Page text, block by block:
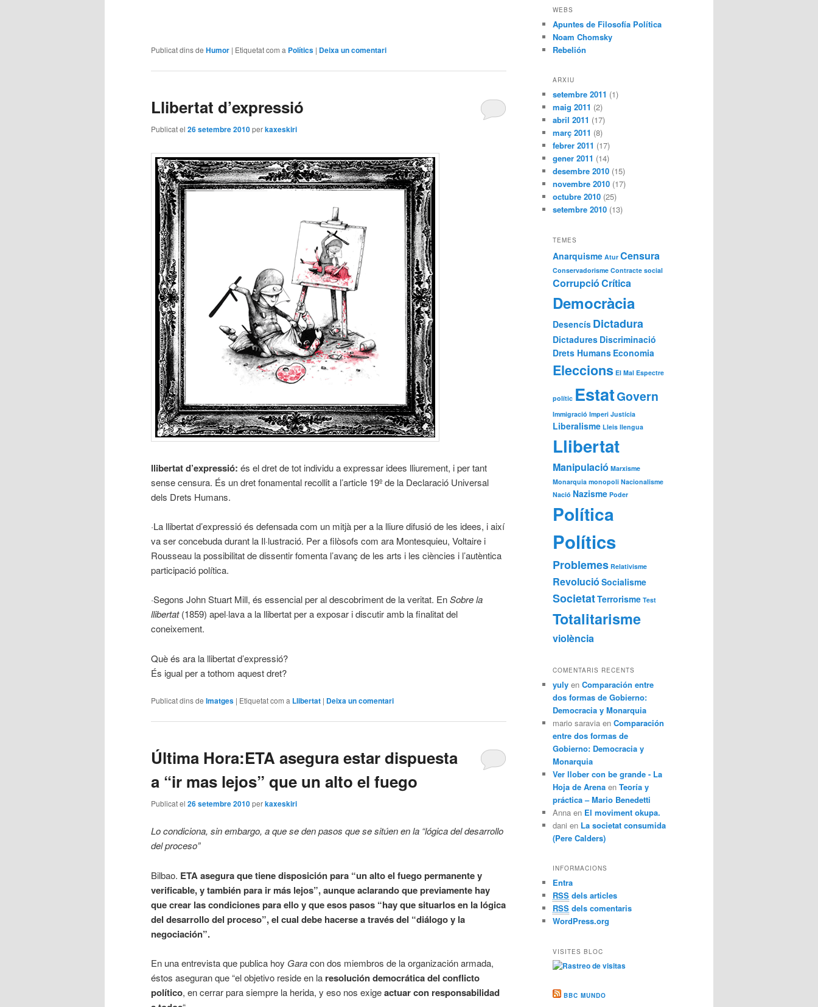
Publicat dins de Humor | Etiquetat com a Polítics | Deixa un comentari
Llibertat d’expressió
Publicat el 26 setembre 2010perkaxeskiri
llibertat d’expressió: és el dret de tot individu a expressar idees lliurement, i per tant
sense censura. És un dret fonamental recollit a l’article 19º de la Declaració Universal
dels Drets Humans.
·La llibertat d’expressió és defensada com un mitjà per a la lliure difusió de les idees, i així
va ser concebuda durant la Il·lustració. Per a filòsofs com ara Montesquieu, Voltaire i
Rousseau la possibilitat de dissentir fomenta l’avanç de les arts i les ciències i l’autèntica
participació política.
·Segons John Stuart Mill, és essencial per al descobriment de la veritat. EnSobre la
llibertat(1859) apel·lava a la llibertat per a exposar i discutir amb la finalitat del
coneixement.
Què és ara la llibertat d’expressió?
És igual per a tothom aquest dret?
Publicat dins de Imatges | Etiquetat com a Llibertat | Deixa un comentari
Última Hora:ETA asegura estar dispuesta
a “ir mas lejos” que un alto el fuego
Publicat el 26 setembre 2010perkaxeskiri
Lo condiciona, sin embargo, a que se den pasos que se sitúen en la “lógica del desarrollo
del proceso”
Bilbao. ETA asegura que tiene disposición para “un alto el fuego permanente y
verificable, y también para ir más lejos”, aunque aclarando que previamente hay
que crear las condiciones para ello y que esos pasos “hay que situarlos en la lógica
del desarrollo del proceso”, el cual debe hacerse a través del “diálogo y la
negociación”.
En una entrevista que publica hoy Garacon dos miembros de la organización armada,
éstos aseguran que “el objetivo reside en la resolución democrática del conflicto
político, en cerrar para siempre la herida, y eso nos exigeactuar con responsabilidad
WEBS
Apuntes de Filosofía Política
Noam Chomsky
Rebelión
ARXIU
setembre 2011 (1)
maig 2011 (2)
abril 2011 (17)
març 2011 (8)
febrer 2011 (17)
gener 2011 (14)
desembre 2010 (15)
novembre 2010 (17)
octubre 2010 (25)
setembre 2010 (13)
TEMES
Anarquisme Atur Censura
Conservadorisme Contracte social
CorrupcióCrítica
Democràcia
Desencís Dictadura
Dictadures Discriminació
Drets Humans Economia
Eleccions El Mal Espectre
polític EstatGovern
Immigració Imperi Justícia
Liberalisme Lleis llengua
Llibertat
Manipulació Marxisme
Monarquia monopoli Nacionalisme
Nació Nazisme Poder
Política
Polítics
Problemes Relativisme
RevolucióSocialisme
SocietatTerrorisme Test
Totalitarisme
violència
COMENTARIS RECENTS
yuly en Comparación entre
dos formas de Gobierno:
Democracia y Monarquia
mario saravia en Comparación
entre dos formas de
Gobierno: Democracia y
Monarquia
Ver llober con be grande - La
Hoja de Arena en Teoría y
práctica – Mario Benedetti
Anna en El moviment okupa.
dani en La societat consumida
(Pere Calders)
INFORMACIONS
Entra
RSS dels articles
RSS dels comentaris
WordPress.org
VISITES BLOC
BBC MUNDO